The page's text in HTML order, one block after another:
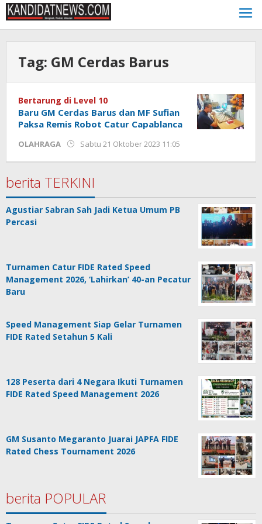
Lewati
ke
konten
Tag: GM Cerdas Barus
Bertarung di Level 10
Baru GM Cerdas Barus dan MF Sufian
Paksa Remis Robot Catur Capablanca
OLAHRAGA Sabtu 21 Oktober 2023 11:05
Jackson
berita TERKINI
Agustiar Sabran Sah Jadi Ketua Umum PB
Percasi
Turnamen Catur FIDE Rated Speed
Management 2026, ‘Lahirkan’ 40-an Pecatur
Baru
Speed Management Siap Gelar Turnamen
FIDE Rated Setahun 5 Kali
128 Peserta dari 4 Negara Ikuti Turnamen
FIDE Rated Speed Management 2026
GM Susanto Megaranto Juarai JAPFA FIDE
Rated Chess Tournament 2026
berita POPULAR